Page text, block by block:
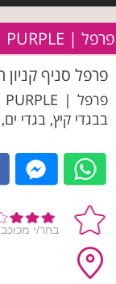
פרפל | PURPLE
פרפל סניף קניון
בבגדי קיץ, בגדי